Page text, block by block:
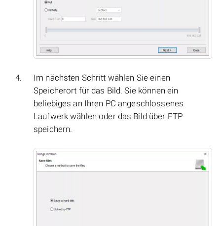
Im nächsten Schritt wählen Sie einen
Speicherort für das Bild. Sie können ein
beliebiges an Ihren PC angeschlossenes
Laufwerk wählen oder das Bild über FTP
speichern.